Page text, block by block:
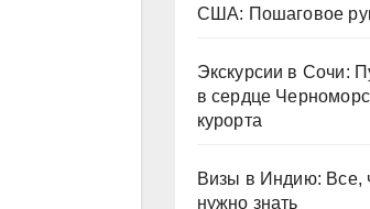
США: Пошаговое
Экскурсии в Сочи:
в сердце
курорта
Визы в Индию: Все,
нужно знать